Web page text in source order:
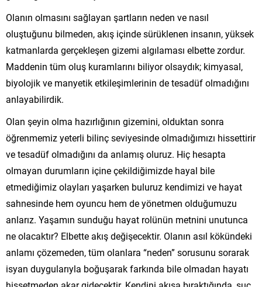
Olanın olmasını sağlayan şartların neden ve nasıl
oluştuğunu bilmeden, akış içinde sürüklenen insanın, yüksek
katmanlarda gerçekleşen gizemi algılaması elbette zordur.
Maddenin tüm oluş kuramlarını biliyor olsaydık; kimyasal,
biyolojik ve manyetik etkileşimlerinin de tesadüf olmadığını
anlayabilirdik.
Olan şeyin olma hazırlığının gizemini, olduktan sonra
öğrenmemiz yeterli bilinç seviyesinde olmadığımızı hissettirir
ve tesadüf olmadığını da anlamış oluruz. Hiç hesapta
olmayan durumların içine çekildiğimizde hayal bile
etmediğimiz olayları yaşarken buluruz kendimizi ve hayat
sahnesinde hem oyuncu hem de yönetmen olduğumuzu
anlarız. Yaşamın sunduğu hayat rolünün metnini unutunca
ne olacaktır? Elbette akış değişecektir. Olanın asıl kökündeki
anlamı çözemeden, tüm olanlara “neden” sorusunu sorarak
isyan duygularıyla boğuşarak farkında bile olmadan hayatı